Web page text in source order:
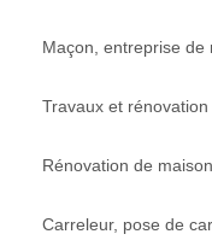
Maçon, entreprise de
Travaux et
Rénovation de
Carreleur, pose de